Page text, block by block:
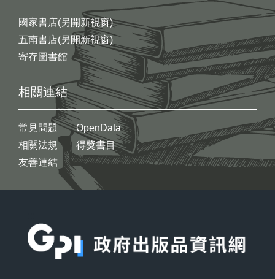
國家書店(另開新視窗)
五南書店(另開新視窗)
寄存圖書館
相關連結
常見問題
相關法規
友善連結
OpenData
得獎書目